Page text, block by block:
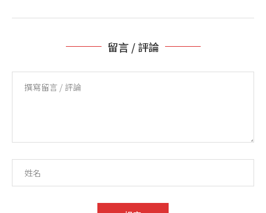
留言 / 評論